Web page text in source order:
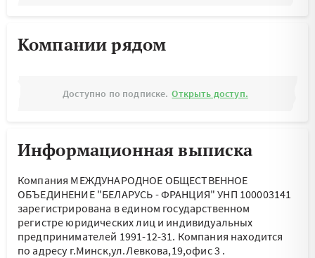
Компании рядом
Доступно по подписке. Открыть доступ.
Информационная выписка
Компания МЕЖДУНАРОДНОЕ ОБЩЕСТВЕННОЕ
ОБЪЕДИНЕНИЕ "БЕЛАРУСЬ - ФРАНЦИЯ" УНП 100003141
зарегистрирована в едином государственном
регистре юридических лиц и индивидуальных
предпринимателей 1991-12-31. Компания находится
по адресу г.Минск,ул.Левкова,19,офис 3 .